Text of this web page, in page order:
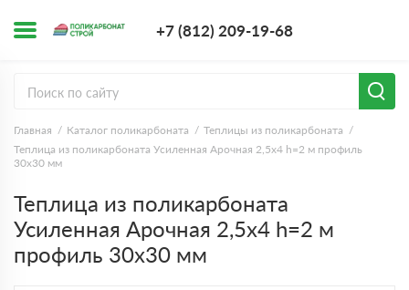
+7 (812) 209-19-68
Главная Каталог поликарбоната
Теплицы из поликарбоната
Теплица из поликарбоната Усиленная Арочная 2,5х4 h=2 м профиль
30х30 мм
Теплица из поликарбоната
Усиленная Арочная 2,5х4 h=2 м
профиль 30х30 мм